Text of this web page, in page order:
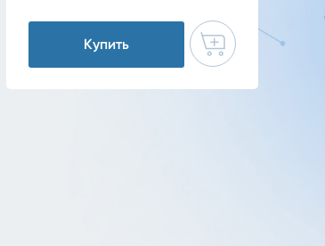
Купить